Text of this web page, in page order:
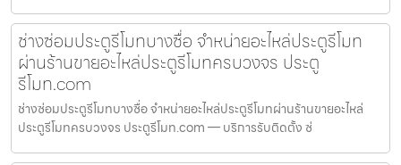
ช่างซ่อมประตูรีโมทบางซื่อ จำหน่ายอะไหล่ประตูรีโมท
ผ่านร้านขายอะไหล่ประตูรีโมทครบวงจร ประตู
รีโมท.com
ช่างซ่อมประตูรีโมทบางซื่อ จำหน่ายอะไหล่ประตูรีโมทผ่านร้านขายอะไหล่
ประตูรีโมทครบวงจร ประตูรีโมท.com — บริการรับติดตั้ง ซ่